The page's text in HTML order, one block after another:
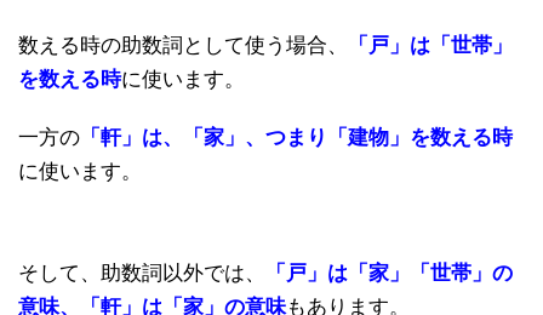
数える時の助数詞として使う場合、
「戸」は「世帯」
を数える時に使います。
一方の 「軒」は、「家」、つまり「建物」を数える時
に使います。
そして、助数詞以外では、
「戸」は「家」「世帯」の
意味、「軒」は「家」の意味もあります。